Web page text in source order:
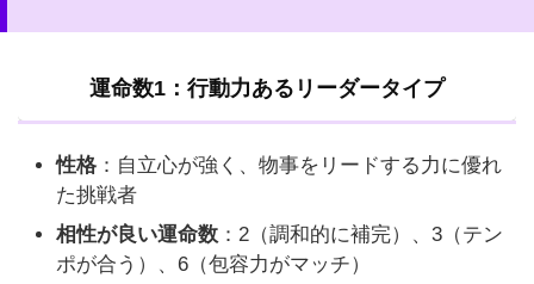
運命数1：行動力あるリーダータイプ
性格 ：自立心が強く、物事をリードする力に優れ
た挑戦者
相性が良い運命数 ：2（調和的に補完）、3（テン
ポが合う）、6（包容力がマッチ）